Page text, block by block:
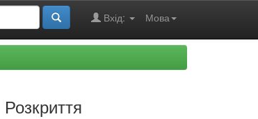
Мова
Вхід:
Розкриття